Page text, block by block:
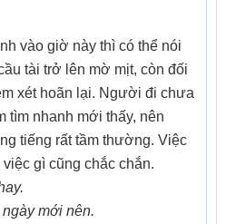
vào giờ này thì có thể nói
tài trở lên mờ mịt, còn đối
xét hoãn lại. Người đi chưa
tìm nhanh mới thấy, nên
tiếng rất tầm thường. Việc
gì cũng chắc chắn.
mới nên.